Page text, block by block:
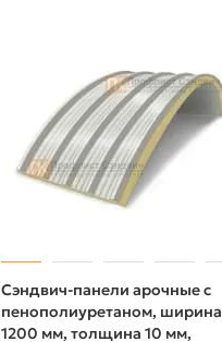
Сэндвич-панели арочные с
пенополиуретаном, ширина
1200 мм, толщина 10 мм,